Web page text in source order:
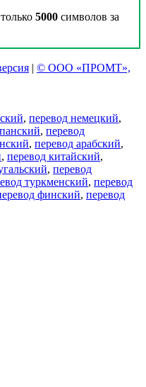
5000 символов за
| © ООО «ПРОМТ»,
, перевод немецкий,
, перевод
, перевод арабский,
, перевод китайский,
, перевод
туркменский, перевод
финский, перевод